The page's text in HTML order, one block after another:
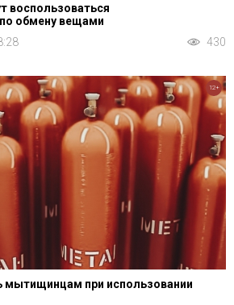
обмену вещами
430
мытищинцам при использовании
12+